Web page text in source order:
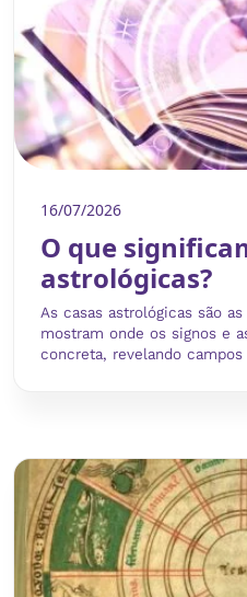
16/07/2026
O que
astrológicas?
As casas astrológicas são
mostram onde os signos e
concreta, revelando